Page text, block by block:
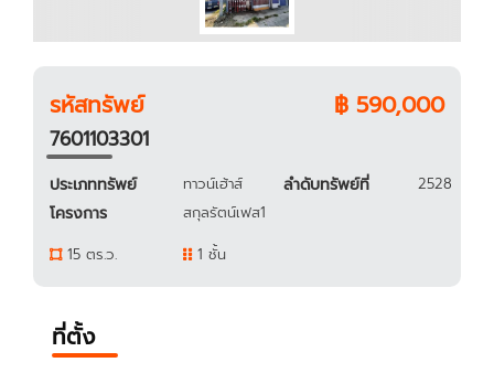
รหัสทรัพย์
7601103301
฿ 590,000
ประเภททรัพย์ ทาวน์เฮ้าส์ ลำดับทรัพย์ที่ 2528
โครงการ
สกุลรัตน์เฟส1
15 ตร.ว.
1 ชั้น
ที่ตั้ง